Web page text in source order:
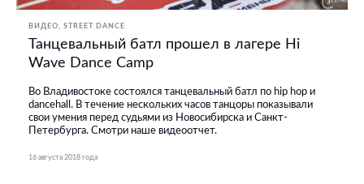
ВИДЕО STREET DANCE
Танцевальный батл прошел в лагере Hi
Wave Dance Camp
Во Владивостоке состоялся танцевальный батл по hip hop и
dancehall. В течение нескольких часов танцоры показывали
свои умения перед судьями из Новосибирска и Санкт-
Петербурга. Смотри наше видеоотчет.
16 августа 2018 года